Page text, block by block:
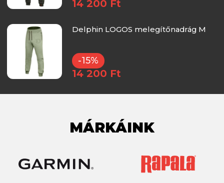
14 200 Ft
Delphin LOGOS melegítőnadrág M
-15%
14 200 Ft
MÁRKÁINK